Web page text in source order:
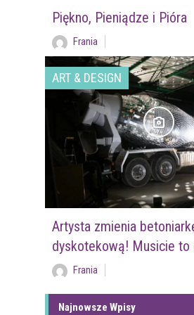
Piękno, Pieniądze i Pióra
Frania
ART & DESIGN
Artysta zmienia
dyskotekową! Musicie to
Frania
Najnowsze Wpisy